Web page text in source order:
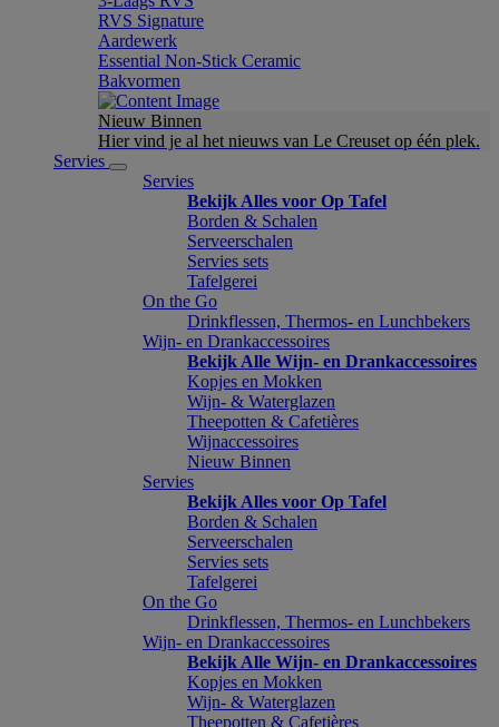
RVS Signature
Aardewerk
Essential Non-Stick Ceramic
Bakvormen
Nieuw Binnen
Hier vind je al het nieuws van Le Creuset op één plek.
Servies
Servies
Bekijk Alles voor Op Tafel
Borden & Schalen
Serveerschalen
Servies sets
Tafelgerei
On the Go
Drinkflessen, Thermos- en Lunchbekers
Wijn- en Drankaccessoires
Bekijk Alle Wijn- en Drankaccessoires
Kopjes en Mokken
Wijn- & Waterglazen
Theepotten & Cafetières
Wijnaccessoires
Nieuw Binnen
Servies
Bekijk Alles voor Op Tafel
Borden & Schalen
Serveerschalen
Servies sets
Tafelgerei
On the Go
Drinkflessen, Thermos- en Lunchbekers
Wijn- en Drankaccessoires
Bekijk Alle Wijn- en Drankaccessoires
Kopjes en Mokken
Wijn- & Waterglazen
Theepotten & Cafetières